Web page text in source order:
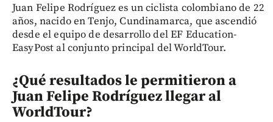
Juan Felipe Rodríguez es un ciclista colombiano de 22
años, nacido en Tenjo, Cundinamarca, que ascendió
desde el equipo de desarrollo del EF Education-
EasyPost al conjunto principal del WorldTour.
¿Qué resultados le permitieron a
Juan Felipe Rodríguez llegar al
WorldTour?